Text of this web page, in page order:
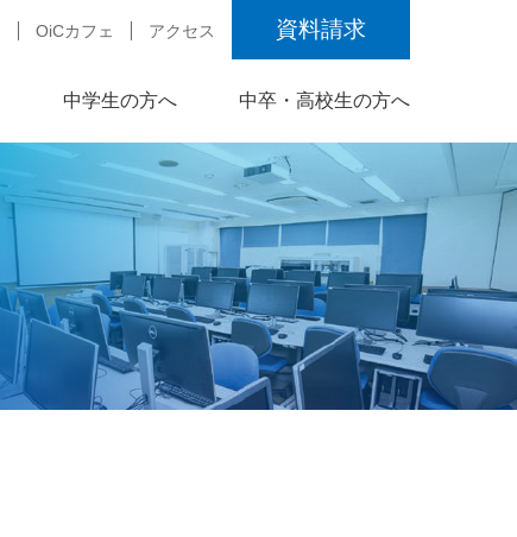
OiCカフェ アクセス 資料請求
中学生の方へ 中卒・高校生の方へ